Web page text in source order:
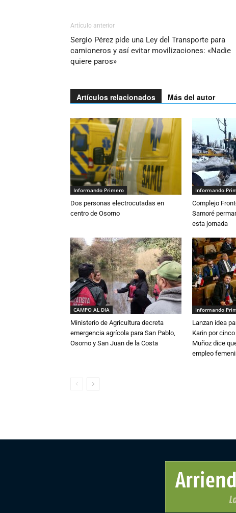
Artículo anterior
Sergio Pérez pide una Ley del Transporte para
camioneros y así evitar movilizaciones: «Nadie
quiere paros»
Artículos relacionados Más del autor
Informando Primero
Dos personas electrocutadas en
centro de Osorno
Informando
Complejo
Samoré
esta jornada
CAMPO AL DIA
Ministerio de Agricultura decreta
emergencia agrícola para San Pablo,
Osorno y San Juan de la Costa
Informando
Lanzan idea
Karin por
Muñoz dice
empleo